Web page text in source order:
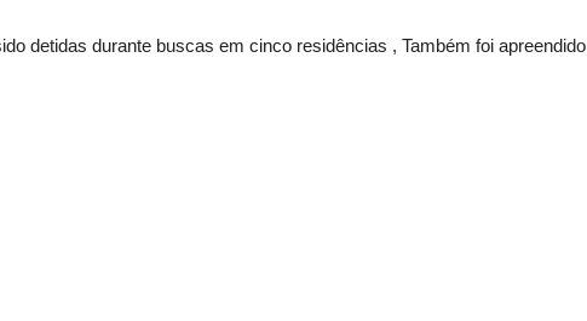
detidas durante buscas em cinco residências , Também foi apreendido